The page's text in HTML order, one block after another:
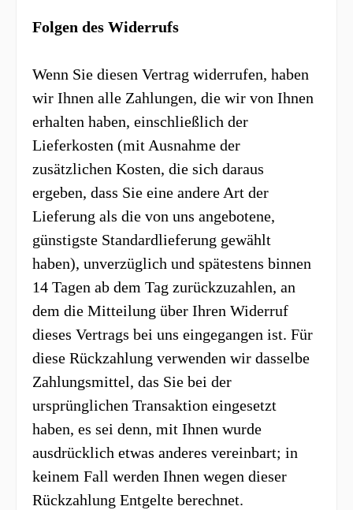
Folgen des Widerrufs
Wenn Sie diesen Vertrag widerrufen, haben
wir Ihnen alle Zahlungen, die wir von Ihnen
erhalten haben, einschließlich der
Lieferkosten (mit Ausnahme der
zusätzlichen Kosten, die sich daraus
ergeben, dass Sie eine andere Art der
Lieferung als die von uns angebotene,
günstigste Standardlieferung gewählt
haben), unverzüglich und spätestens binnen
14 Tagen ab dem Tag zurückzuzahlen, an
dem die Mitteilung über Ihren Widerruf
dieses Vertrags bei uns eingegangen ist. Für
diese Rückzahlung verwenden wir dasselbe
Zahlungsmittel, das Sie bei der
ursprünglichen Transaktion eingesetzt
haben, es sei denn, mit Ihnen wurde
ausdrücklich etwas anderes vereinbart; in
keinem Fall werden Ihnen wegen dieser
Rückzahlung Entgelte berechnet.